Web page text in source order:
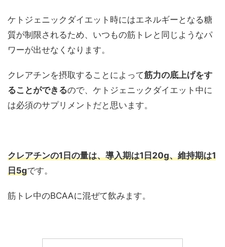
ケトジェニックダイエット時にはエネルギーとなる糖
質が制限されるため、いつもの筋トレと同じようなパ
ワーが出せなくなります。
クレアチンを摂取することによって筋力の底上げをす
ることができるので、ケトジェニックダイエット中に
は必須のサプリメントだと思います。
クレアチンの1日の量は、導入期は1日20g、維持期は1
日5gです。
筋トレ中のBCAAに混ぜて飲みます。